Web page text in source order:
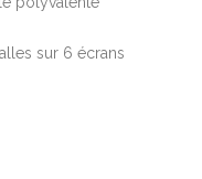
sur 6 écrans